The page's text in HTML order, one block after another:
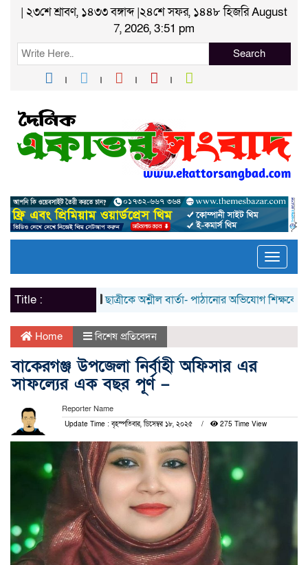
| ২৩শে শ্রাবণ, ১৪৩৩ বঙ্গাব্দ |২৪শে সফর, ১৪৪৮ হিজরি August
7, 2026, 3:51 pm
Search
Toggle
Title :
ছাত্রীকে অশ্লীল বার্তা- পাঠানোর অভিযোগ শিক্ষকের
Home বিশেষ প্রতিবেদন
বাকেরগঞ্জ উপজেলা নির্বাহী অফিসার এর
সাফল্যের এক বছর পূর্ণ –
Reporter Name
Update Time : বৃহস্পতিবার, ডিসেম্বর ১৮, ২০২৫ 275 Time View